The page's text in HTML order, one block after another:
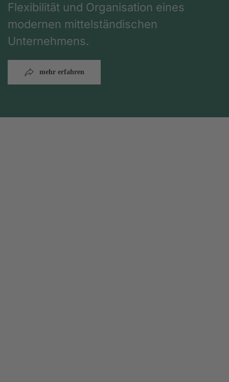
Flexibilität und Organisation eines
modernen mittelständischen
Unternehmens.
mehr erfahren